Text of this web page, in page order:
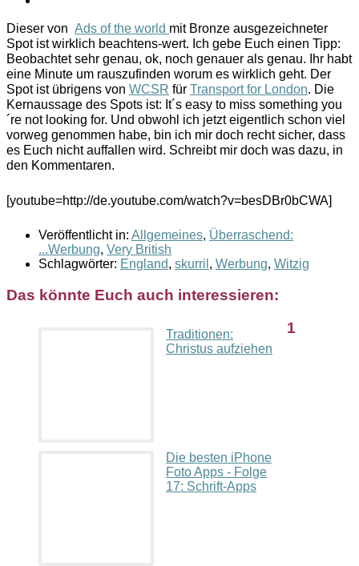
Dieser von Ads of the world mit Bronze ausgezeichneter
Spot ist wirklich beachtens-wert. Ich gebe Euch einen Tipp:
Beobachtet sehr genau, ok, noch genauer als genau. Ihr habt
eine Minute um rauszufinden worum es wirklich geht. Der
Spot ist übrigens von WCSR für Transport for London. Die
Kernaussage des Spots ist: It´s easy to miss something you
´re not looking for. Und obwohl ich jetzt eigentlich schon viel
vorweg genommen habe, bin ich mir doch recht sicher, dass
es Euch nicht auffallen wird. Schreibt mir doch was dazu, in
den Kommentaren.
[youtube=http://de.youtube.com/watch?v=besDBr0bCWA]
Veröffentlicht in: Allgemeines, Überraschend:
...Werbung, Very British
Schlagwörter: England, skurril , Werbung, Witzig
Das könnte Euch auch interessieren:
Traditionen:
Christus aufziehen
Die besten iPhone
Foto Apps - Folge
17: Schrift-Apps
1